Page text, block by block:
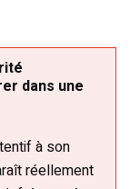
dans une
à son
réellement